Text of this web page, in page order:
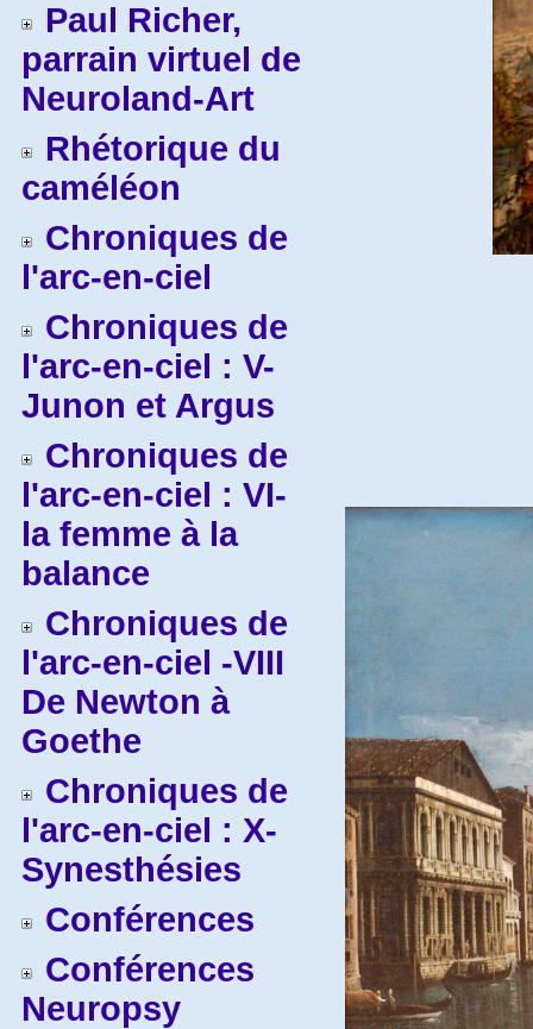
Paul Richer,
parrain virtuel de
Neuroland-Art
Rhétorique du
caméléon
Chroniques de
l'arc-en-ciel
Chroniques de
l'arc-en-ciel : V-
Junon et Argus
Chroniques de
l'arc-en-ciel : VI-
la femme à la
balance
Chroniques de
l'arc-en-ciel -VIII
De Newton à
Goethe
Chroniques de
l'arc-en-ciel : X-
Synesthésies
Conférences
Conférences
Neuropsy